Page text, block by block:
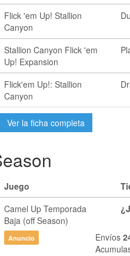
Flick 'em Up! Stallion
Canyon
Stallion Canyon Flick 'em
Up! Expansion
Flick'em Up!: Stallion
Canyon
Ver la ficha completa
Juego
Camel Up Temporada
Baja (off Season)
Anuncio Envíos